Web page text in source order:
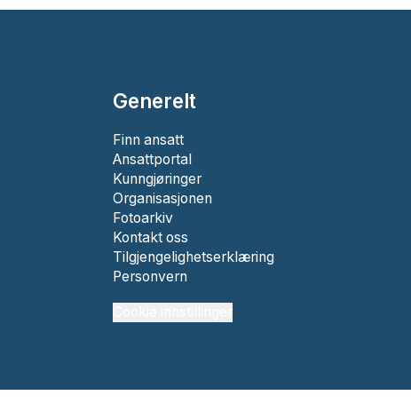
Generelt
Finn ansatt
Ansattportal
Kunngjøringer
Organisasjonen
Fotoarkiv
Kontakt oss
Tilgjengelighetserklæring
Personvern